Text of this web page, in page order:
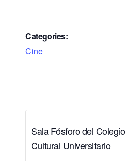
Categories:
Cine
Sala Fósforo del
Cultural Universitario